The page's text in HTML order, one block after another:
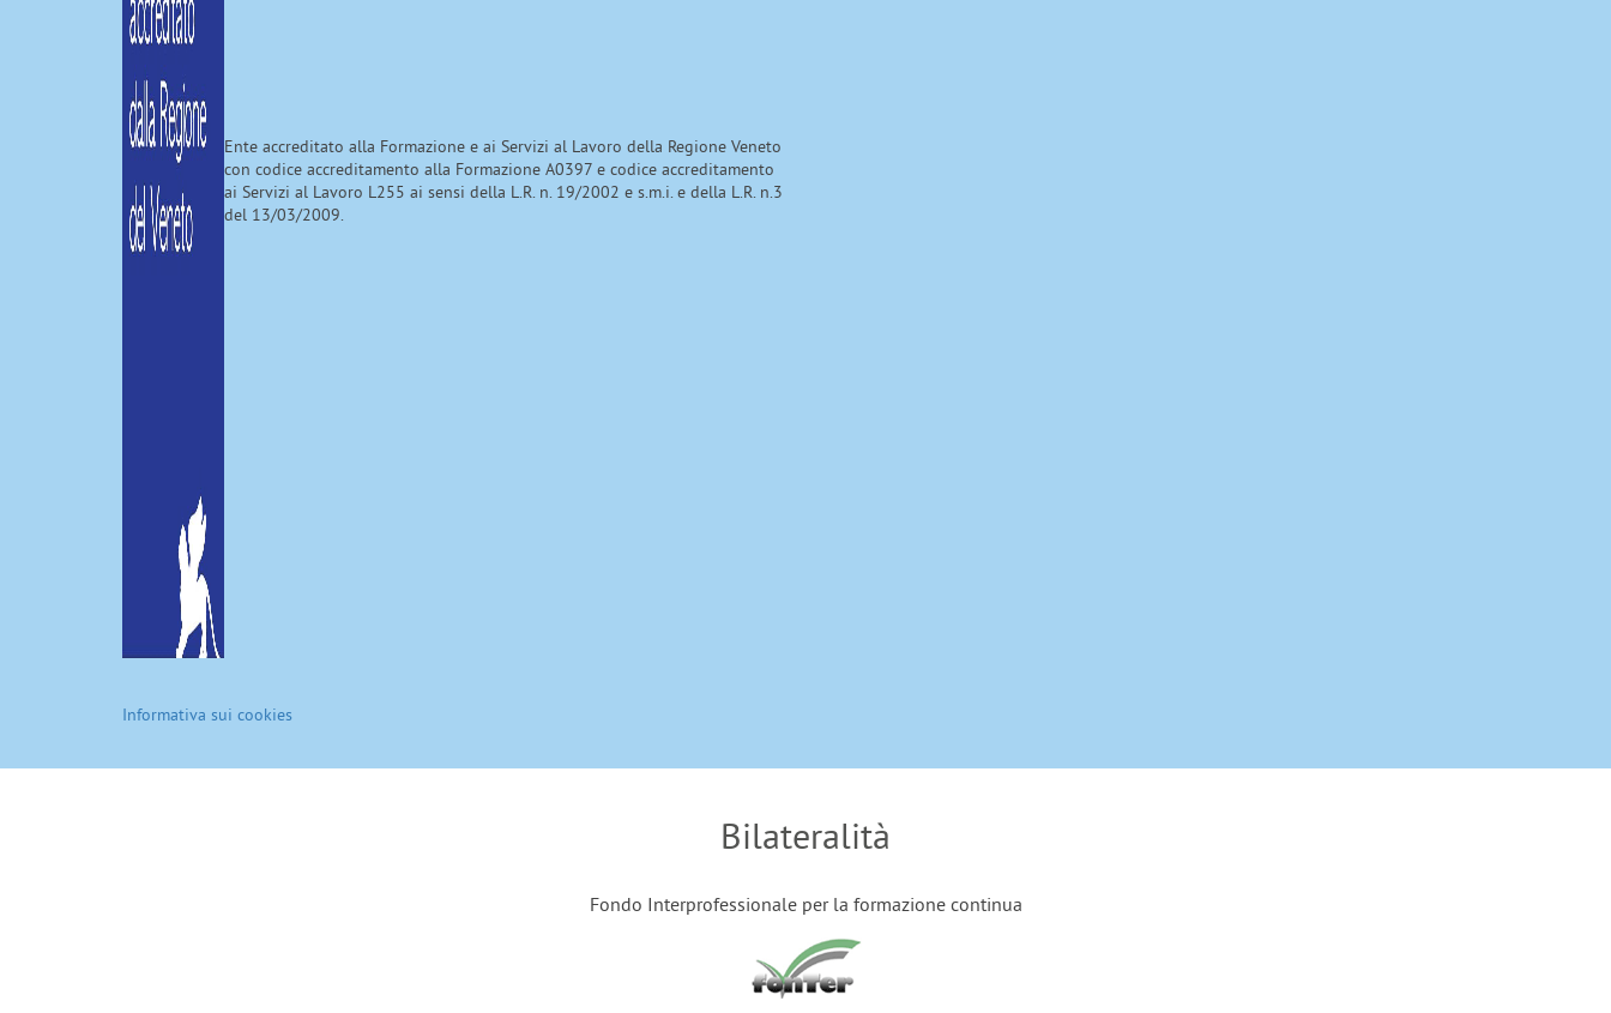
Ente accreditato alla Formazione e ai Servizi al Lavoro della Regione Veneto
con codice accreditamento alla Formazione A0397 e codice accreditamento
ai Servizi al Lavoro L255 ai sensi della L.R. n. 19/2002 e s.m.i. e della L.R. n.3
del 13/03/2009.
Informativa sui cookies
Bilateralità
Fondo Interprofessionale per la formazione continua